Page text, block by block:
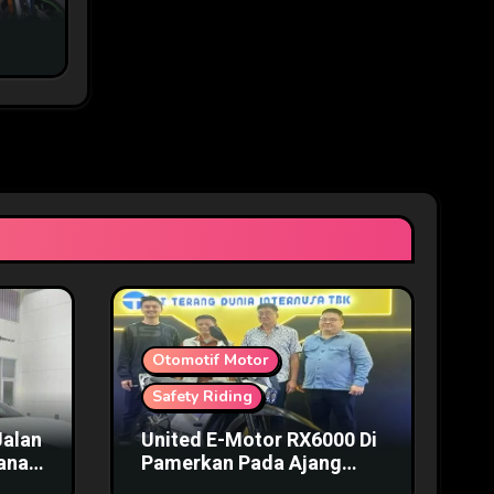
Otomotif Motor
Safety Riding
United E-Motor RX6000 Di
Pamerkan Pada Ajang